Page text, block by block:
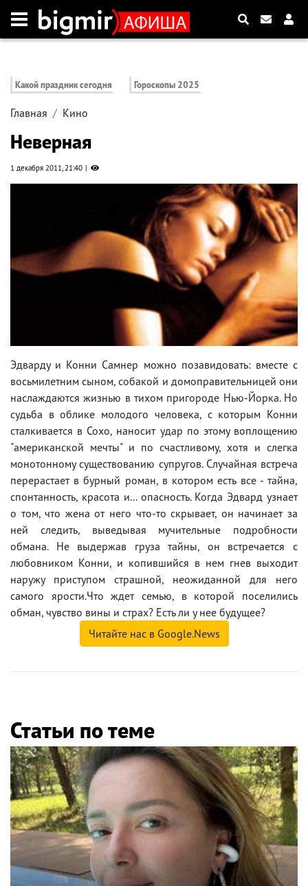
Какой праздник сегодня Гороскопы 2025
Главная Кино
Неверная
1 декабря 2011, 21:40
Эдварду и Конни Самнер можно позавидовать: вместе с
восьмилетним сыном, собакой и домоправительницей они
наслаждаются жизнью в тихом пригороде Нью-Йорка. Но
судьба в облике молодого человека, с которым Конни
сталкивается в Сохо, наносит удар по этому воплощению
"американской мечты" и по счастливому, хотя и слегка
монотонному существованию супругов. Случайная встреча
перерастает в бурный роман, в котором есть все - тайна,
спонтанность, красота и... опасность. Когда Эдвард узнает
о том, что жена от него что-то скрывает, он начинает за
ней следить, выведывая мучительные подробности
обмана. Не выдержав груза тайны, он встречается с
любовником Конни, и копившийся в нем гнев выходит
наружу приступом страшной, неожиданной для него
самого ярости.Что ждет семью, в которой поселились
обман, чувство вины и страх? Есть ли у нее будущее?
Читайте нас в Google.News
Статьи по теме